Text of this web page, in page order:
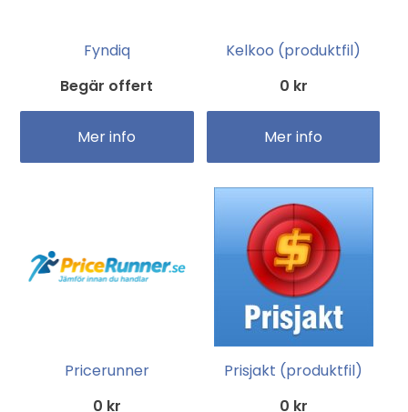
Fyndiq
Begär offert
Mer info
Kelkoo (produktfil)
0 kr
Mer info
Pricerunner
0 kr
Prisjakt (produktfil)
0 kr